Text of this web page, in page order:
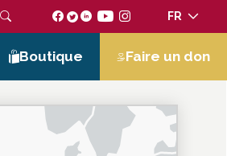
FR
Boutique Faire un don